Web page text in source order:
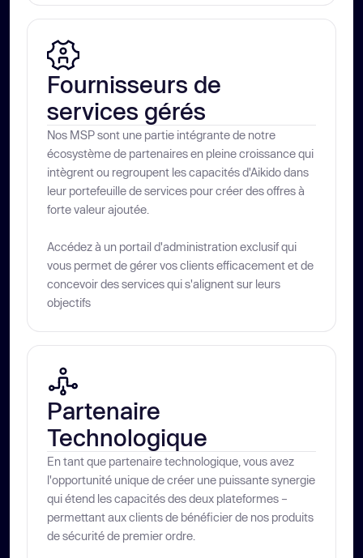
Fournisseurs de
services gérés
Nos MSP sont une partie intégrante de notre
écosystème de partenaires en pleine croissance qui
intègrent ou regroupent les capacités d'Aikido dans
leur portefeuille de services pour créer des offres à
forte valeur ajoutée.
Accédez à un portail d'administration exclusif qui
vous permet de gérer vos clients efficacement et de
concevoir des services qui s'alignent sur leurs
objectifs
Partenaire
Technologique
En tant que partenaire technologique, vous avez
l'opportunité unique de créer une puissante synergie
qui étend les capacités des deux plateformes –
permettant aux clients de bénéficier de nos produits
de sécurité de premier ordre.